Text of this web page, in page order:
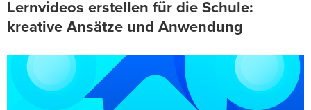
Lernvideos erstellen für die Schule:
kreative Ansätze und Anwendung